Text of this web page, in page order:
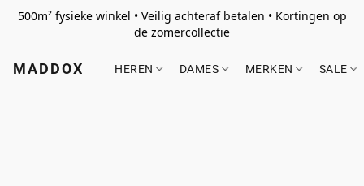
500m² fysieke winkel • Veilig achteraf betalen • Kortingen op
de zomercollectie
MADDOX HEREN DAMES MERKEN SALE